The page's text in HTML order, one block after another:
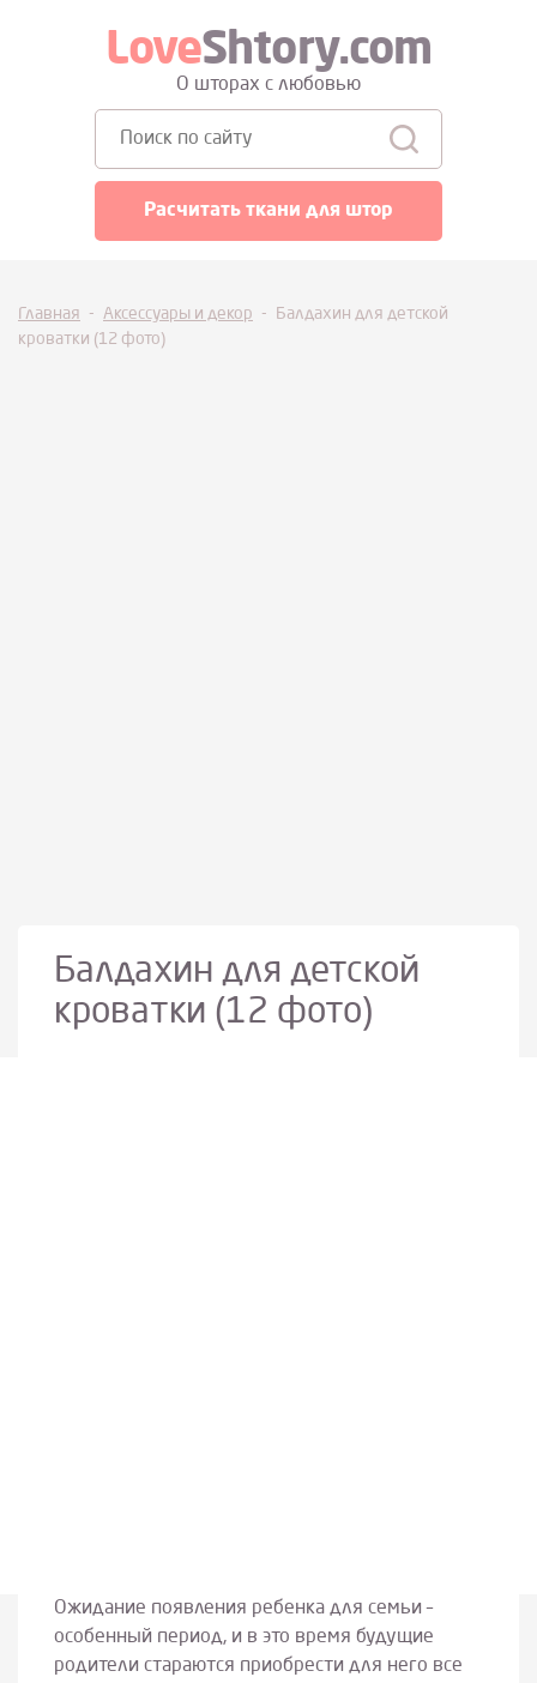
LoveShtory.com
О шторах с любовью
Расчитать ткани для штор
Главная - Аксессуары и декор -
Балдахин для детской
кроватки (12 фото)
Балдахин для детской
кроватки (12 фото)
Ожидание появления ребенка для семьи –
особенный период, и в это время будущие
родители стараются приобрести для него все